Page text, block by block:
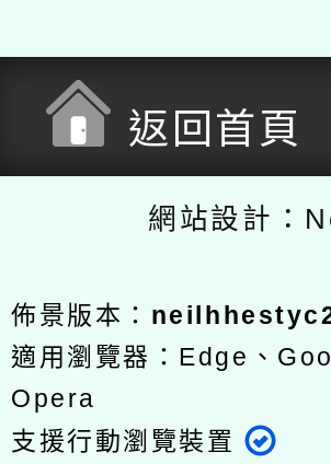
返回首頁
網站設計：
佈景版本：
適用瀏覽器：Edge、
Opera
支援行動瀏覽裝置